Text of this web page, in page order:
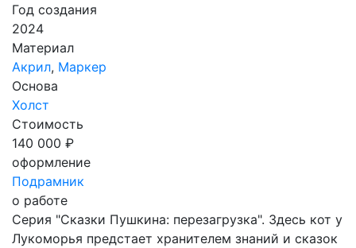
Год создания
2024
Материал
Акрил, Маркер
Основа
Холст
Стоимость
140 000 ₽
оформление
Подрамник
о работе
Серия "Сказки Пушкина: перезагрузка". Здесь кот у
Лукоморья предстает хранителем знаний и сказок